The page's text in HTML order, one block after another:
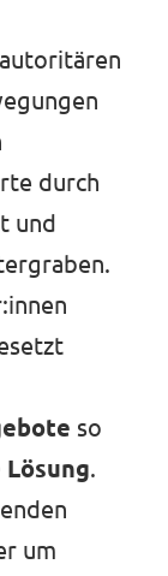
durch
und
so
.
um